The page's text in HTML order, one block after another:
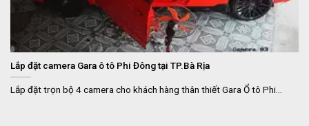
Lắp đặt camera Gara ô tô Phi Đông tại TP.Bà Rịa
Lắp đặt trọn bộ 4 camera cho khách hàng thân thiết Gara Ổ tô Phi...